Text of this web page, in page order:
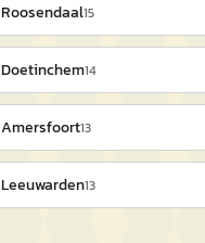
Roosendaal15
Doetinchem14
Amersfoort13
Leeuwarden13